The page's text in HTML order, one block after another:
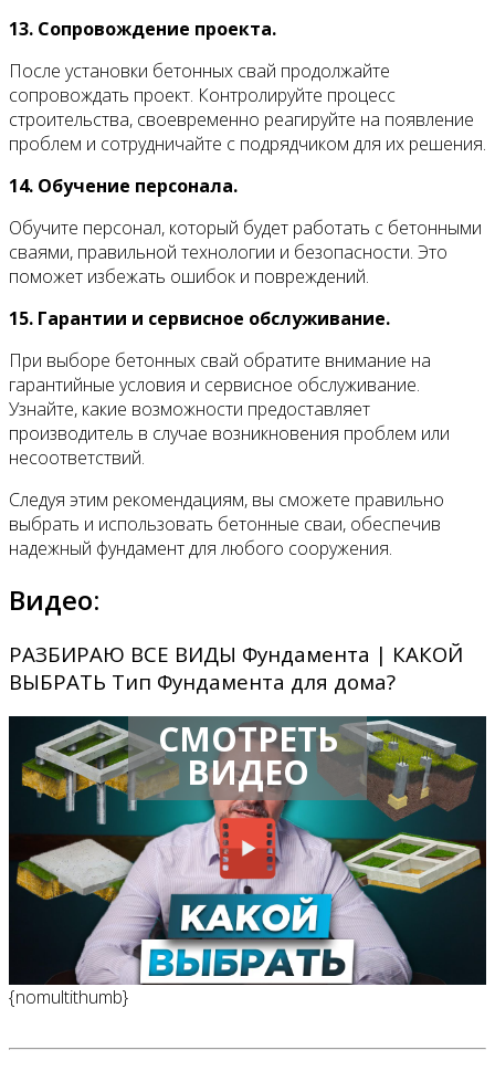
13. Сопровождение проекта.
После установки бетонных свай продолжайте
сопровождать проект. Контролируйте процесс
строительства, своевременно реагируйте на появление
проблем и сотрудничайте с подрядчиком для их решения.
14. Обучение персонала.
Обучите персонал, который будет работать с бетонными
сваями, правильной технологии и безопасности. Это
поможет избежать ошибок и повреждений.
15. Гарантии и сервисное обслуживание.
При выборе бетонных свай обратите внимание на
гарантийные условия и сервисное обслуживание.
Узнайте, какие возможности предоставляет
производитель в случае возникновения проблем или
несоответствий.
Следуя этим рекомендациям, вы сможете правильно
выбрать и использовать бетонные сваи, обеспечив
надежный фундамент для любого сооружения.
Видео:
РАЗБИРАЮ ВСЕ ВИДЫ Фундамента | КАКОЙ
ВЫБРАТЬ Тип Фундамента для дома?
СМОТРЕТЬ
ВИДЕО
{nomultithumb}